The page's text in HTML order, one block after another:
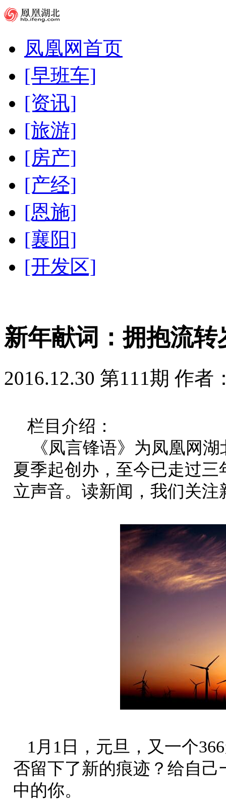
凤凰网首页
[早班车]
[资讯]
[旅游]
[房产]
[产经]
[恩施]
[襄阳]
[开发区]
新年献词：拥抱流
2016.12.30 第111期 作者
栏目介绍：
《凤言锋语》为凤凰网
夏季起创办，至今已走过
立声音。读新闻，我们关注
1月1日，元旦，又一个
否留下了新的痕迹？给自
中的你。